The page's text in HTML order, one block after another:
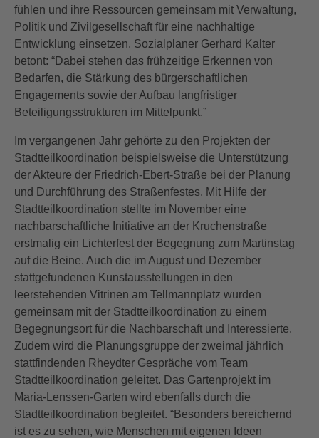
fühlen und ihre Ressourcen gemeinsam mit Verwaltung,
Politik und Zivilgesellschaft für eine nachhaltige
Entwicklung einsetzen. Sozialplaner Gerhard Kalter
betont: “Dabei stehen das frühzeitige Erkennen von
Bedarfen, die Stärkung des bürgerschaftlichen
Engagements sowie der Aufbau langfristiger
Beteiligungsstrukturen im Mittelpunkt.”
Im vergangenen Jahr gehörte zu den Projekten der
Stadtteilkoordination beispielsweise die Unterstützung
der Akteure der Friedrich-Ebert-Straße bei der Planung
und Durchführung des Straßenfestes. Mit Hilfe der
Stadtteilkoordination stellte im November eine
nachbarschaftliche Initiative an der Kruchenstraße
erstmalig ein Lichterfest der Begegnung zum Martinstag
auf die Beine. Auch die im August und Dezember
stattgefundenen Kunstausstellungen in den
leerstehenden Vitrinen am Tellmannplatz wurden
gemeinsam mit der Stadtteilkoordination zu einem
Begegnungsort für die Nachbarschaft und Interessierte.
Zudem wird die Planungsgruppe der zweimal jährlich
stattfindenden Rheydter Gespräche vom Team
Stadtteilkoordination geleitet. Das Gartenprojekt im
Maria-Lenssen-Garten wird ebenfalls durch die
Stadtteilkoordination begleitet. “Besonders bereichernd
ist es zu sehen, wie Menschen mit eigenen Ideen